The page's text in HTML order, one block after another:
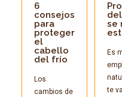
6
consejos
para
proteger
el
cabello
del frío
Los
cambios de
se
Es
te